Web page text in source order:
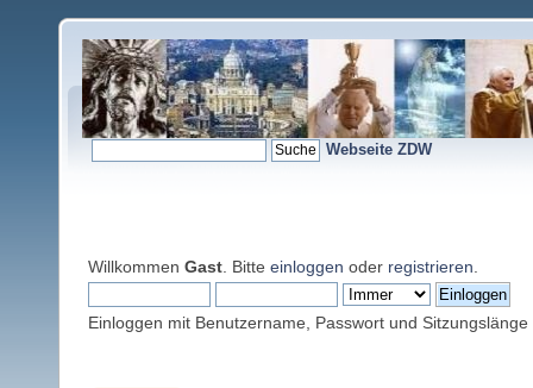
Webseite ZDW
Willkommen Gast . Bitte einloggen oder registrieren
Einloggen mit Benutzername, Passwort und Sitzungslänge